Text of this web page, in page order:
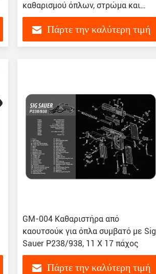
καθαρισμού όπλων, στρώμα και
στρώμα από ελαστικό όπλων
Πάρτε την καλύτερη τιμή
GM-004 Καθαριστήρα από
καουτσούκ για όπλα συμβατό με Sig
Sauer P238/938, 11 X 17 πάχος
Πάρτε την καλύτερη τιμή